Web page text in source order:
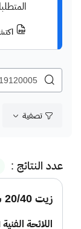
تصفية
عدد النتائج :
زيت 20/40 سعة لتر واحد
اللائحة الفنية